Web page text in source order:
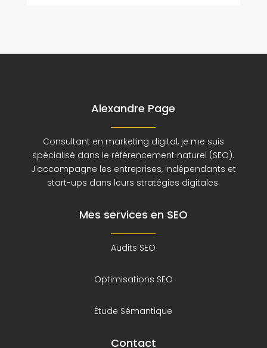
Alexandre Page
Consultant en marketing digital, je me suis
spécialisé dans le référencement naturel (SEO).
J'accompagne les entreprises, indépendants et
start-ups dans leurs stratégies digitales.
Mes services en SEO
Audits SEO
Optimisations SEO
Étude Sémantique
Contact